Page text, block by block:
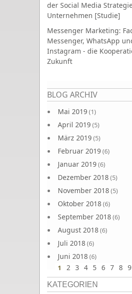
der Social Media
Unternehmen [Studie]
Messenger Marketing:
Messenger, WhatsApp
Instagram - die
Zukunft
BLOG ARCHIV
Mai 2019(1)
April 2019(5)
März 2019(5)
Februar 2019(6)
Januar 2019(6)
Dezember 2018(5)
November 2018(5)
Oktober 2018(6)
September 2018(6)
August 2018(6)
Juli 2018(6)
Juni 2018(6)
Seiten
1 2 3 4 5 6 7 8 9
KATEGORIEN